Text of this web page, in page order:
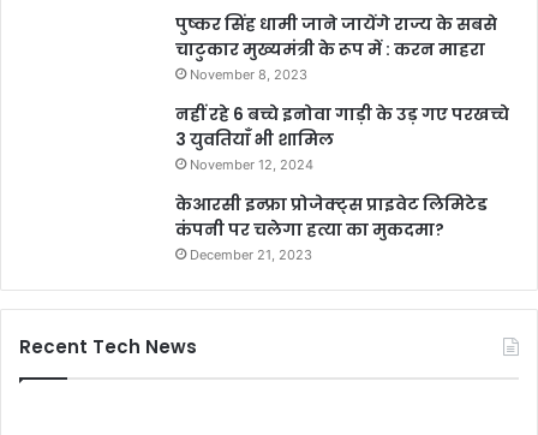
पुष्कर सिंह धामी जाने जायेंगे राज्य के सबसे
चाटुकार मुख्यमंत्री के रूप में : करन माहरा
November 8, 2023
नहीं रहे 6 बच्चे इनोवा गाड़ी के उड़ गए परखच्चे
3 युवतियाँ भी शामिल
November 12, 2024
केआरसी इन्फ्रा प्रोजेक्ट्स प्राइवेट लिमिटेड
कंपनी पर चलेगा हत्या का मुकदमा?
December 21, 2023
Recent Tech News